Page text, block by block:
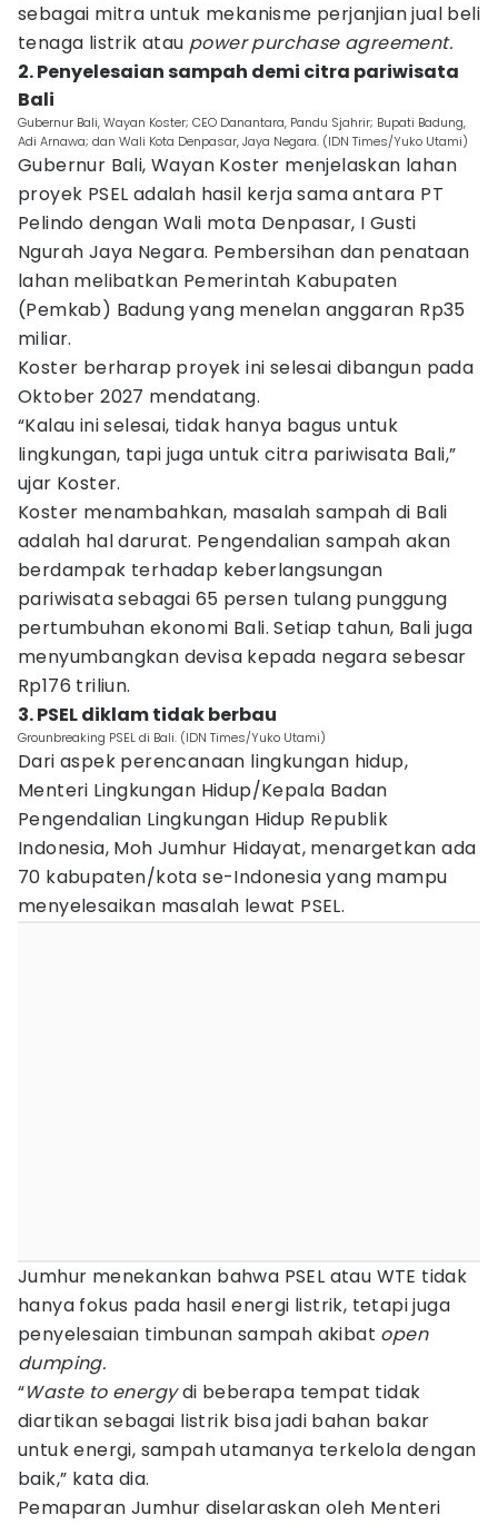
sebagai mitra untuk mekanisme perjanjian jual beli
tenaga listrik atau power purchase agreement.
2. Penyelesaian sampah demi citra pariwisata
Bali
Gubernur Bali, Wayan Koster; CEO Danantara, Pandu Sjahrir; Bupati Badung,
Adi Arnawa; dan Wali Kota Denpasar, Jaya Negara. (IDN Times/Yuko Utami)
Gubernur Bali, Wayan Koster menjelaskan lahan
proyek PSEL adalah hasil kerja sama antara PT
Pelindo dengan Wali mota Denpasar, I Gusti
Ngurah Jaya Negara. Pembersihan dan penataan
lahan melibatkan Pemerintah Kabupaten
(Pemkab) Badung yang menelan anggaran Rp35
miliar.
Koster berharap proyek ini selesai dibangun pada
Oktober 2027 mendatang.
“Kalau ini selesai, tidak hanya bagus untuk
lingkungan, tapi juga untuk citra pariwisata Bali,”
ujar Koster.
Koster menambahkan, masalah sampah di Bali
adalah hal darurat. Pengendalian sampah akan
berdampak terhadap keberlangsungan
pariwisata sebagai 65 persen tulang punggung
pertumbuhan ekonomi Bali. Setiap tahun, Bali juga
menyumbangkan devisa kepada negara sebesar
Rp176 triliun.
3. PSEL diklam tidak berbau
Grounbreaking PSEL di Bali. (IDN Times/Yuko Utami)
Dari aspek perencanaan lingkungan hidup,
Menteri Lingkungan Hidup/Kepala Badan
Pengendalian Lingkungan Hidup Republik
Indonesia, Moh Jumhur Hidayat, menargetkan ada
70 kabupaten/kota se-Indonesia yang mampu
menyelesaikan masalah lewat PSEL.
Jumhur menekankan bahwa PSEL atau WTE tidak
hanya fokus pada hasil energi listrik, tetapi juga
penyelesaian timbunan sampah akibat open
dumping.
“Waste to energydi beberapa tempat tidak
diartikan sebagai listrik bisa jadi bahan bakar
untuk energi, sampah utamanya terkelola dengan
baik,” kata dia.
Pemaparan Jumhur diselaraskan oleh Menteri